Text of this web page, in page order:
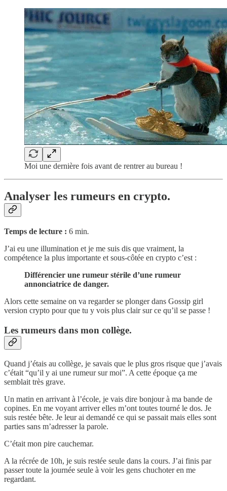
Moi une dernière fois avant de rentrer au bureau !
Analyser les rumeurs en crypto.
Temps de lecture : 6 min.
J’ai eu une illumination et je me suis dis que vraiment, la
compétence la plus importante et sous-côtée en crypto c’est :
Différencier une rumeur stérile d’une rumeur
annonciatrice de danger.
Alors cette semaine on va regarder se plonger dans Gossip girl
version crypto pour que tu y vois plus clair sur ce qu’il se passe !
Les rumeurs dans mon collège.
Quand j’étais au collège, je savais que le plus gros risque que j’avais
c’était “qu’il y ai une rumeur sur moi”. A cette époque ça me
semblait très grave.
Un matin en arrivant à l’école, je vais dire bonjour à ma bande de
copines. En me voyant arriver elles m’ont toutes tourné le dos. Je
suis restée bête. Je leur ai demandé ce qui se passait mais elles sont
parties sans m’adresser la parole.
C’était mon pire cauchemar.
A la récrée de 10h, je suis restée seule dans la cours. J’ai finis par
passer toute la journée seule à voir les gens chuchoter en me
regardant.